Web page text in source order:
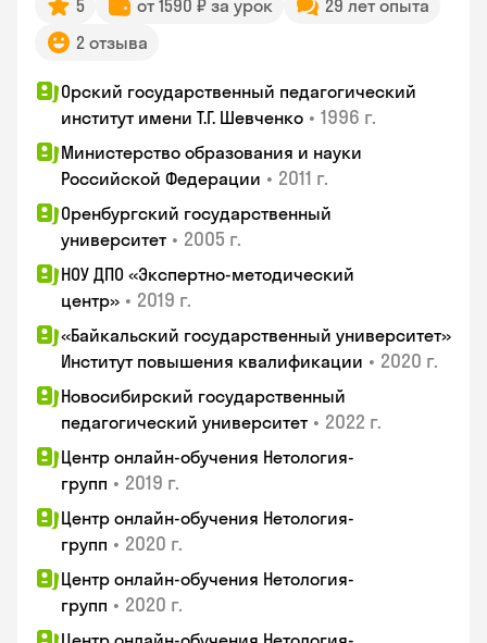
5 от 1590 ₽ за урок
29 лет опыта
2 отзыва
Орский государственный педагогический
институт имени Т.Г. Шевченко • 1996 г.
Министерство образования и науки
Российской Федерации • 2011 г.
Оренбургский государственный
университет • 2005 г.
НОУ ДПО «Экспертно-методический
центр» • 2019 г.
«Байкальский государственный университет»
Институт повышения квалификации • 2020 г.
Новосибирский государственный
педагогический университет • 2022 г.
Центр онлайн-обучения Нетология-
групп • 2019 г.
Центр онлайн-обучения Нетология-
групп • 2020 г.
Центр онлайн-обучения Нетология-
групп • 2020 г.